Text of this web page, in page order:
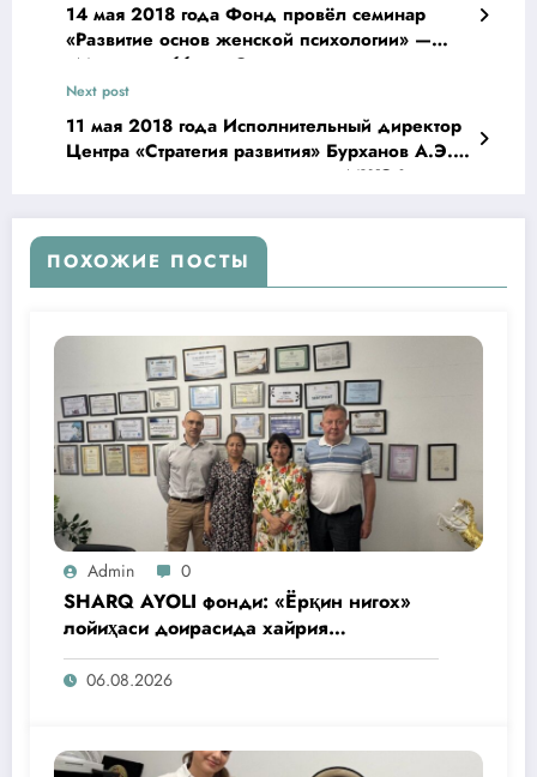
14 мая 2018 года Фонд провёл семинар
«Развитие основ женской психологии» —
«Мехр мухаббатли Олам» для женщин
Янгикургана Бувайдинского района
Ферганской области
Next post
11 мая 2018 года Исполнительный директор
Центра «Стратегия развития» Бурханов А.Э.
принял совместную делегацию МЖОФ
Миссия»
ПОХОЖИЕ ПОСТЫ
Admin 0
SHARQ AYOLI фонди: «Ёрқин нигох»
лойиҳаси доирасида хайрия
операциялари ўтказилади
06.08.2026